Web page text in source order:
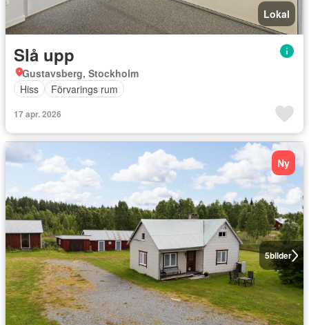
Lokal
Slå upp
Gustavsberg, Stockholm
Hiss
Förvarings rum
17 apr. 2026
5bilder
Ny